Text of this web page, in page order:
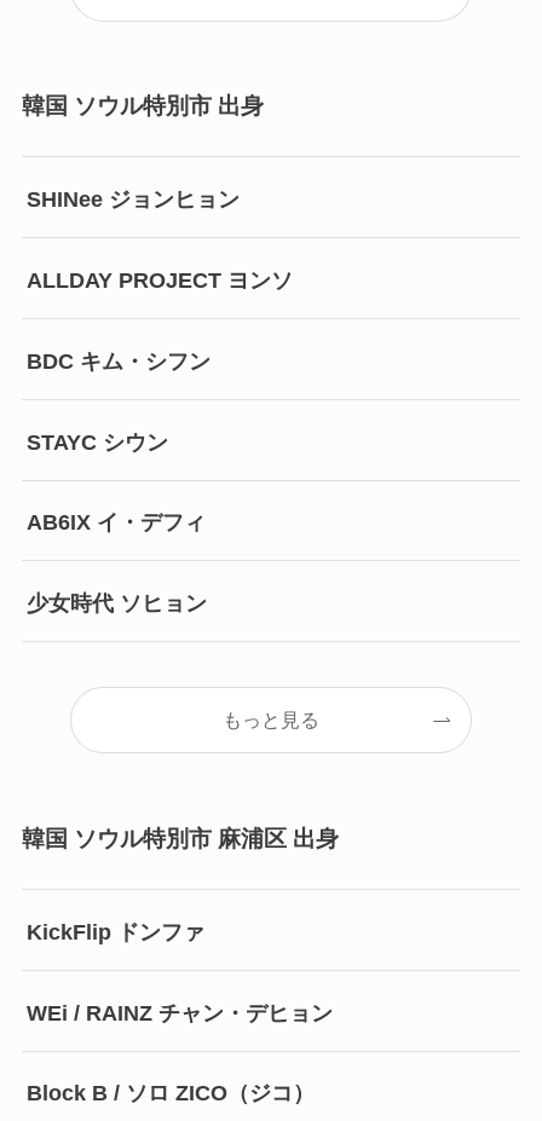
韓国 ソウル特別市 出身
SHINee ジョンヒョン
ALLDAY PROJECT ヨンソ
BDC キム・シフン
STAYC シウン
AB6IX イ・デフィ
少女時代 ソヒョン
もっと見る
韓国 ソウル特別市 麻浦区 出身
KickFlip ドンファ
WEi / RAINZ チャン・デヒョン
Block B / ソロ ZICO（ジコ）